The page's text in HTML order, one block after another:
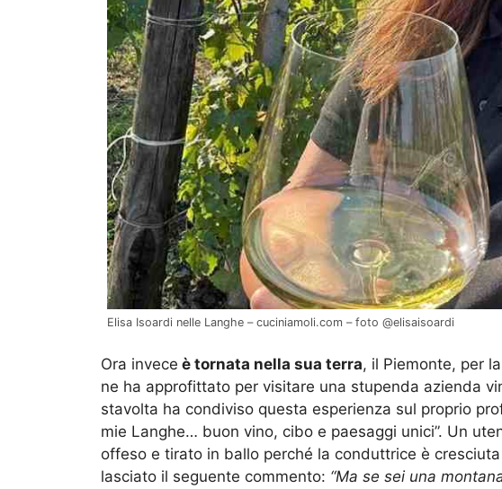
Elisa Isoardi nelle Langhe – cuciniamoli.com – foto @elisaisoardi
Ora invece è tornata nella sua terra, il Piemonte, per
ne ha approfittato per visitare una stupenda azienda
stavolta ha condiviso questa esperienza sul proprio
mie Langhe… buon vino, cibo e paesaggi unici”. Un
offeso e tirato in ballo perché la conduttrice è
lasciato il seguente commento: “Ma se sei una